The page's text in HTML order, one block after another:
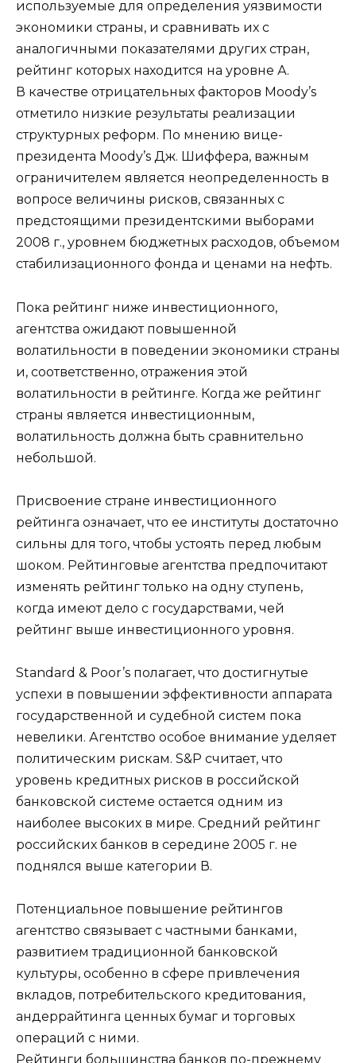
используемые для определения уязвимости
экономики страны, и сравнивать их с
аналогичными показателями других стран,
рейтинг которых находится на уровне А.
В качестве отрицательных факторов Moody’s
отметило низкие результаты реализации
структурных реформ. По мнению вице-
президента Moody’s Дж. Шиффера, важным
ограничителем является неопределенность в
вопросе величины рисков, связанных c
предстоящими президентскими выборами
2008 г., уровнем бюджетных расходов, объемом
стабилизационного фонда и ценами на нефть.
Пока рейтинг ниже инвестиционного,
агентства ожидают повышенной
волатильности в поведении экономики страны
и, соответственно, отражения этой
волатильности в рейтинге. Когда же рейтинг
страны является инвестиционным,
волатильность должна быть сравнительно
небольшой.
Присвоение стране инвестиционного
рейтинга означает, что ее институты достаточно
сильны для того, чтобы устоять перед любым
шоком. Рейтинговые агентства предпочитают
изменять рейтинг только на одну ступень,
когда имеют дело с государствами, чей
рейтинг выше инвестиционного уровня.
Standard & Poor’s полагает, что достигнутые
успехи в повышении эффективности аппарата
государственной и судебной систем пока
невелики. Агентство особое внимание уделяет
политическим рискам. S&P считает, что
уровень кредитных рисков в российской
банковской системе остается одним из
наиболее высоких в мире. Средний рейтинг
российских банков в середине 2005 г. не
поднялся выше категории В.
Потенциальное повышение рейтингов
агентство связывает с частными банками,
развитием традиционной банковской
культуры, особенно в сфере привлечения
вкладов, потребительского кредитования,
андеррайтинга ценных бумаг и торговых
операций с ними.
Рейтинги большинства банков по-прежнему